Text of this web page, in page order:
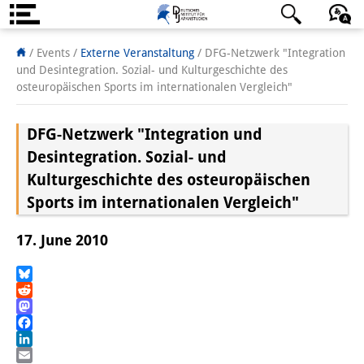
Über uns
Institut
Institutsleitung
Forschungsteam
Publikationen &
Wissenschaftskommunikation
日本語 English Deutsch
/ Events / Externe Veranstaltung / DFG-Netzwerk "Integration
und Desintegration. Sozial- und Kulturgeschichte des
osteuropäischen Sports im internationalen Vergleich"
DFG-Netzwerk "Integration und
Desintegration. Sozial- und
Kulturgeschichte des osteuropäischen
Sports im internationalen Vergleich"
17. June 2010
Bluesky
Reddit
Mastodon
Facebook
LinkedIn